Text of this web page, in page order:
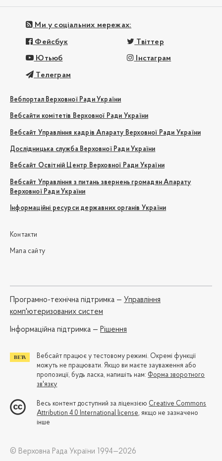
Ми у соціальних мережах:
Фейсбук Твіттер
Ютьюб Інстаграм
Телеграм
Вебпортал Верховної Ради України
Вебсайти комітетів Верховної Ради України
Вебсайт Управління кадрів Апарату Верховної Ради України
Дослідницька служба Верховної Ради України
Вебсайт Освітній Центр Верховної Ради України
Вебсайт Управління з питань звернень громадян Апарату
Верховної Ради України
Інформаційні ресурси державних органів України
Контакти
Мапа сайту
Програмно-технічна підтримка — Управління
комп'ютеризованих систем
Iнформаційна підтримка — Рішення
Вебсайт працює у тестовому режимі. Окремі функції
можуть не працювати. Якщо ви маєте зауваження або
пропозиції, будь ласка, напишіть нам: Форма зворотного
зв'язку
Весь контент доступний за ліцензією Creative Commons
Attribution 4.0 International license, якщо не зазначено
інше
© Верховна Рада України 1994—2026